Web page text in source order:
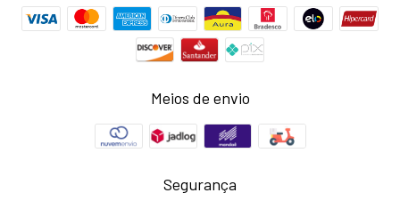
Meios de envio
Segurança